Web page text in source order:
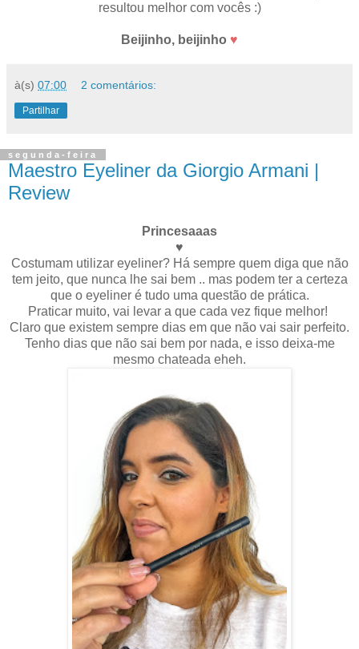
resultou melhor com vocês :)
Beijinho, beijinho ♥
à(s) 07:00 2 comentários:
Partilhar
segunda-feira
Maestro Eyeliner da Giorgio Armani |
Review
Princesaaas
♥
Costumam utilizar eyeliner? Há sempre quem diga que não
tem jeito, que nunca lhe sai bem .. mas podem ter a certeza
que o eyeliner é tudo uma questão de prática.
Praticar muito, vai levar a que cada vez fique melhor!
Claro que existem sempre dias em que não vai sair perfeito.
Tenho dias que não sai bem por nada, e isso deixa-me
mesmo chateada eheh.